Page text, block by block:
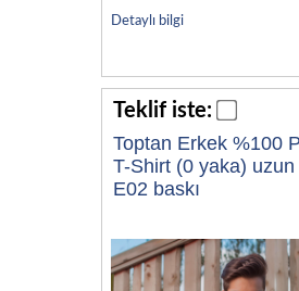
Detaylı bilgi
Teklif iste:
Toptan Erkek %100
T-Shirt (0 yaka)
E02 baskı